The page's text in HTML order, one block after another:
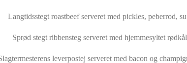
Langtidsstegt roastbeef serveret med pickles, peberrod,
Sprød stegt ribbensteg serveret med hjemmesyltet rødkål
leverpostej serveret med bacon og